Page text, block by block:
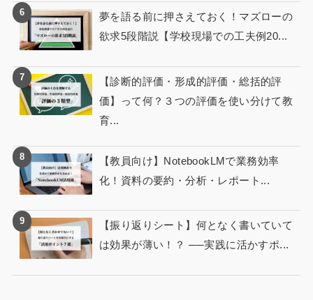
夢を語る前に押さえておく！マズローの
欲求5段階説【学校現場での工夫例20...
【診断的評価・形成的評価・総括的評
価】って何？３つの評価を使い分けて教
育...
【教員向け】NotebookLMで業務効率
化！資料の要約・分析・レポート...
【振り返りシート】何となく書いていて
は効果が薄い！？ ──実践に活かすポ...